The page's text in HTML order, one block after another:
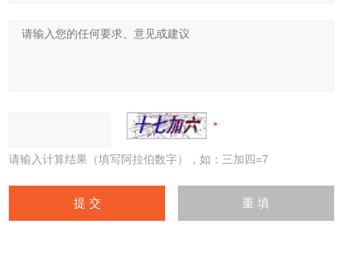
请输入计算结果（填写阿拉伯数字），如：三加四=7